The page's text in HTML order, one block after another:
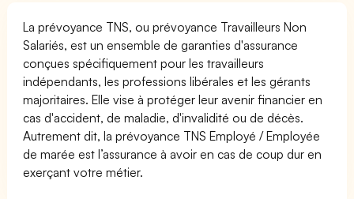
La prévoyance TNS, ou prévoyance Travailleurs Non
Salariés, est un ensemble de garanties d'assurance
conçues spécifiquement pour les travailleurs
indépendants, les professions libérales et les gérants
majoritaires. Elle vise à protéger leur avenir financier en
cas d'accident, de maladie, d'invalidité ou de décès.
Autrement dit, la prévoyance TNS Employé / Employée
de marée est l’assurance à avoir en cas de coup dur en
exerçant votre métier.